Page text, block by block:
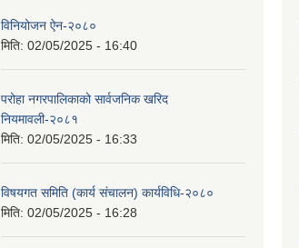
विनियोजन ऐन-२०८०
मिति: 02/05/2025 - 16:40
परोहा नगरपालिकाको सार्वजनिक खरिद
नियमावली-२०८१
मिति: 02/05/2025 - 16:33
विषयगत समिति (कार्य संचालन) कार्यविधि-२०८०
मिति: 02/05/2025 - 16:28